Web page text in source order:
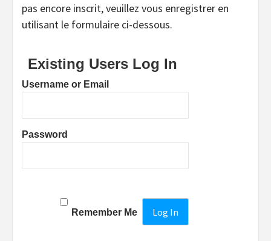
pas encore inscrit, veuillez vous enregistrer en
utilisant le formulaire ci-dessous.
Existing Users Log In
Username or Email
Password
Remember Me